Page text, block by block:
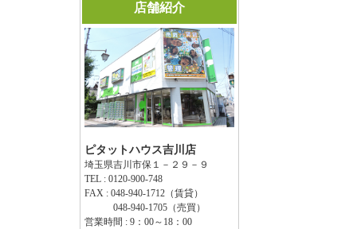
店舗紹介
ピタットハウス吉川店
埼玉県吉川市保１－２９－９
TEL : 0120-900-748
FAX : 048-940-1712（賃貸）
048-940-1705（売買）
営業時間 : 9：00～18：00